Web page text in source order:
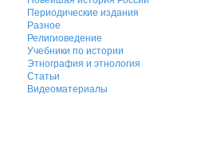
Периодические издания
Разное
Религиоведение
Учебники по истории
Этнография и этнология
Статьи
Видеоматериалы